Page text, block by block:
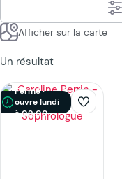
Afficher sur la carte
Un résultat
Fermé ·
ouvre lundi
à 09:00